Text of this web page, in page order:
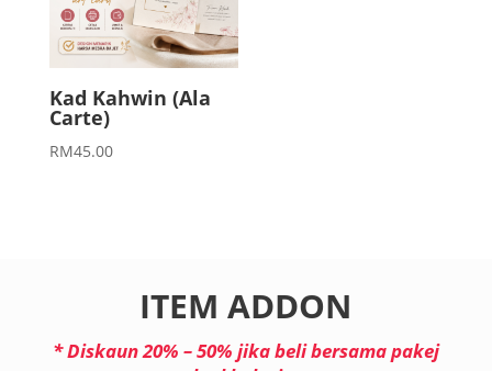
Kad Kahwin (Ala
Carte)
RM45.00
ITEM ADDON
* Diskaun20% – 50% jika beli bersama pakej